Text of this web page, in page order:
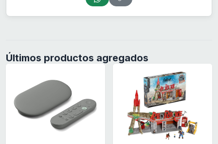
Últimos productos agregados